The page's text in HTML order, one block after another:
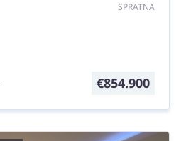
SPRATNA
€854.900